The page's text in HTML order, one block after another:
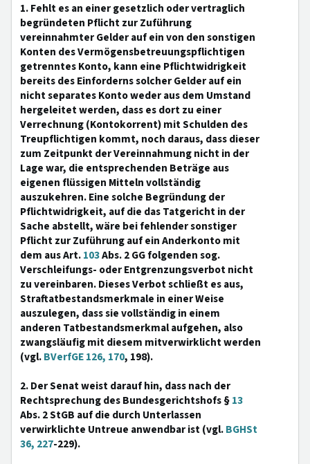
1. Fehlt es an einer gesetzlich oder vertraglich
begründeten Pflicht zur Zuführung
vereinnahmter Gelder auf ein von den sonstigen
Konten des Vermögensbetreuungspflichtigen
getrenntes Konto, kann eine Pflichtwidrigkeit
bereits des Einforderns solcher Gelder auf ein
nicht separates Konto weder aus dem Umstand
hergeleitet werden, dass es dort zu einer
Verrechnung (Kontokorrent) mit Schulden des
Treupflichtigen kommt, noch daraus, dass dieser
zum Zeitpunkt der Vereinnahmung nicht in der
Lage war, die entsprechenden Beträge aus
eigenen flüssigen Mitteln vollständig
auszukehren. Eine solche Begründung der
Pflichtwidrigkeit, auf die das Tatgericht in der
Sache abstellt, wäre bei fehlender sonstiger
Pflicht zur Zuführung auf ein Anderkonto mit
dem aus Art.103Abs. 2 GG folgenden sog.
Verschleifungs- oder Entgrenzungsverbot nicht
zu vereinbaren. Dieses Verbot schließt es aus,
Straftatbestandsmerkmale in einer Weise
auszulegen, dass sie vollständig in einem
anderen Tatbestandsmerkmal aufgehen, also
zwangsläufig mit diesem mitverwirklicht werden
(vgl.BVerfGE 126, 170, 198).
2. Der Senat weist darauf hin, dass nach der
Rechtsprechung des Bundesgerichtshofs §13
Abs. 2 StGB auf die durch Unterlassen
verwirklichte Untreue anwendbar ist (vgl.BGHSt
36, 227-229).